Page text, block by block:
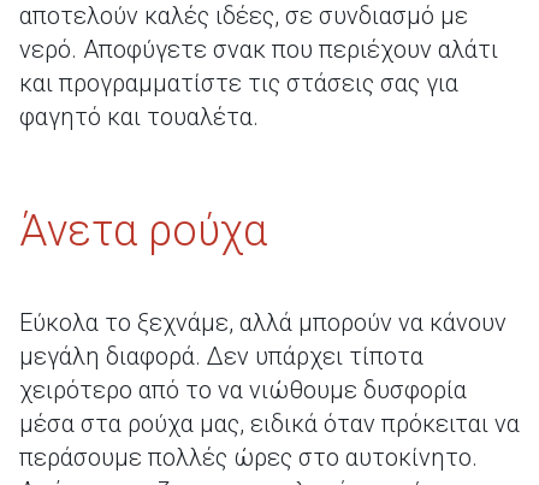
αποτελούν καλές ιδέες, σε συνδιασμό με
νερό. Αποφύγετε σνακ που περιέχουν αλάτι
και προγραμματίστε τις στάσεις σας για
φαγητό και τουαλέτα.
Άνετα ρούχα
Εύκολα το ξεχνάμε, αλλά μπορούν να κάνουν
μεγάλη διαφορά. Δεν υπάρχει τίποτα
χειρότερο από το να νιώθουμε δυσφορία
μέσα στα ρούχα μας, ειδικά όταν πρόκειται να
περάσουμε πολλές ώρες στο αυτοκίνητο.